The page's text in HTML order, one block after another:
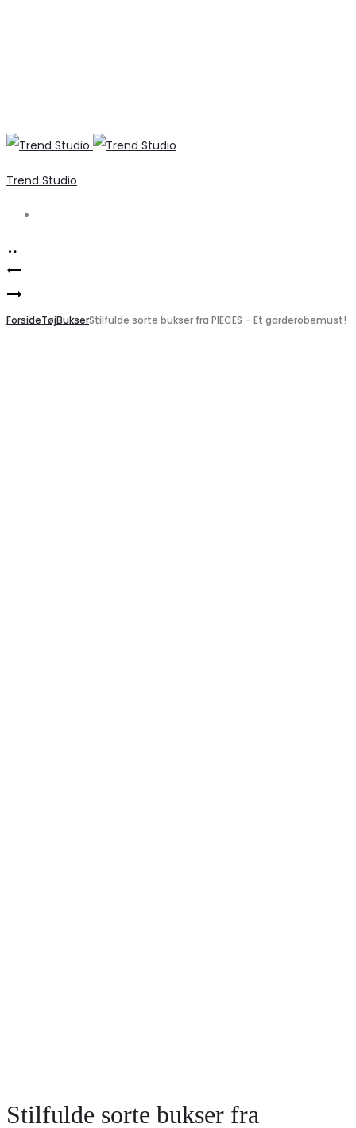
Trend Studio
Product
navigation
VISILJA
VERO
MODA
ForsideTøjBukserStilfulde sorte bukser fra PIECES – Et garderobemust!
Stilfulde sorte bukser fra